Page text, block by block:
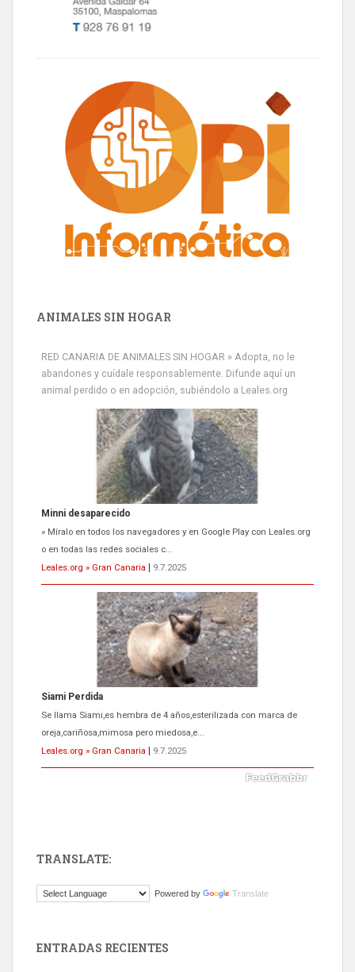
ANIMALES SIN HOGAR
RED CANARIA DE ANIMALES SIN HOGAR » Adopta, no le
abandones y cuídale responsablemente. Difunde aquí un
animal perdido o en adopción, subiéndolo a Leales.org
Leales.org » Gran Canaria
9.7.2025
Siami Perdida
Se llama Siami,es hembra de 4 años,esterilizada con marca de
oreja,cariñosa,mimosa pero miedosa,e...
Leales.org » Gran Canaria
9.7.2025
ADOPCIÓN URGENTE GATA TEROR GRAN CANARIA
El ayuntamiento se va a llevar a Los Gatos callejeros de la zona los
próximos días, ella incluida...
Leales.org » Gran Canaria
9.7.2025
Este gato macho ha aparecido en la calle hace menos de un mes,
TRANSLATE:
Powered by Translate
ENTRADAS RECIENTES